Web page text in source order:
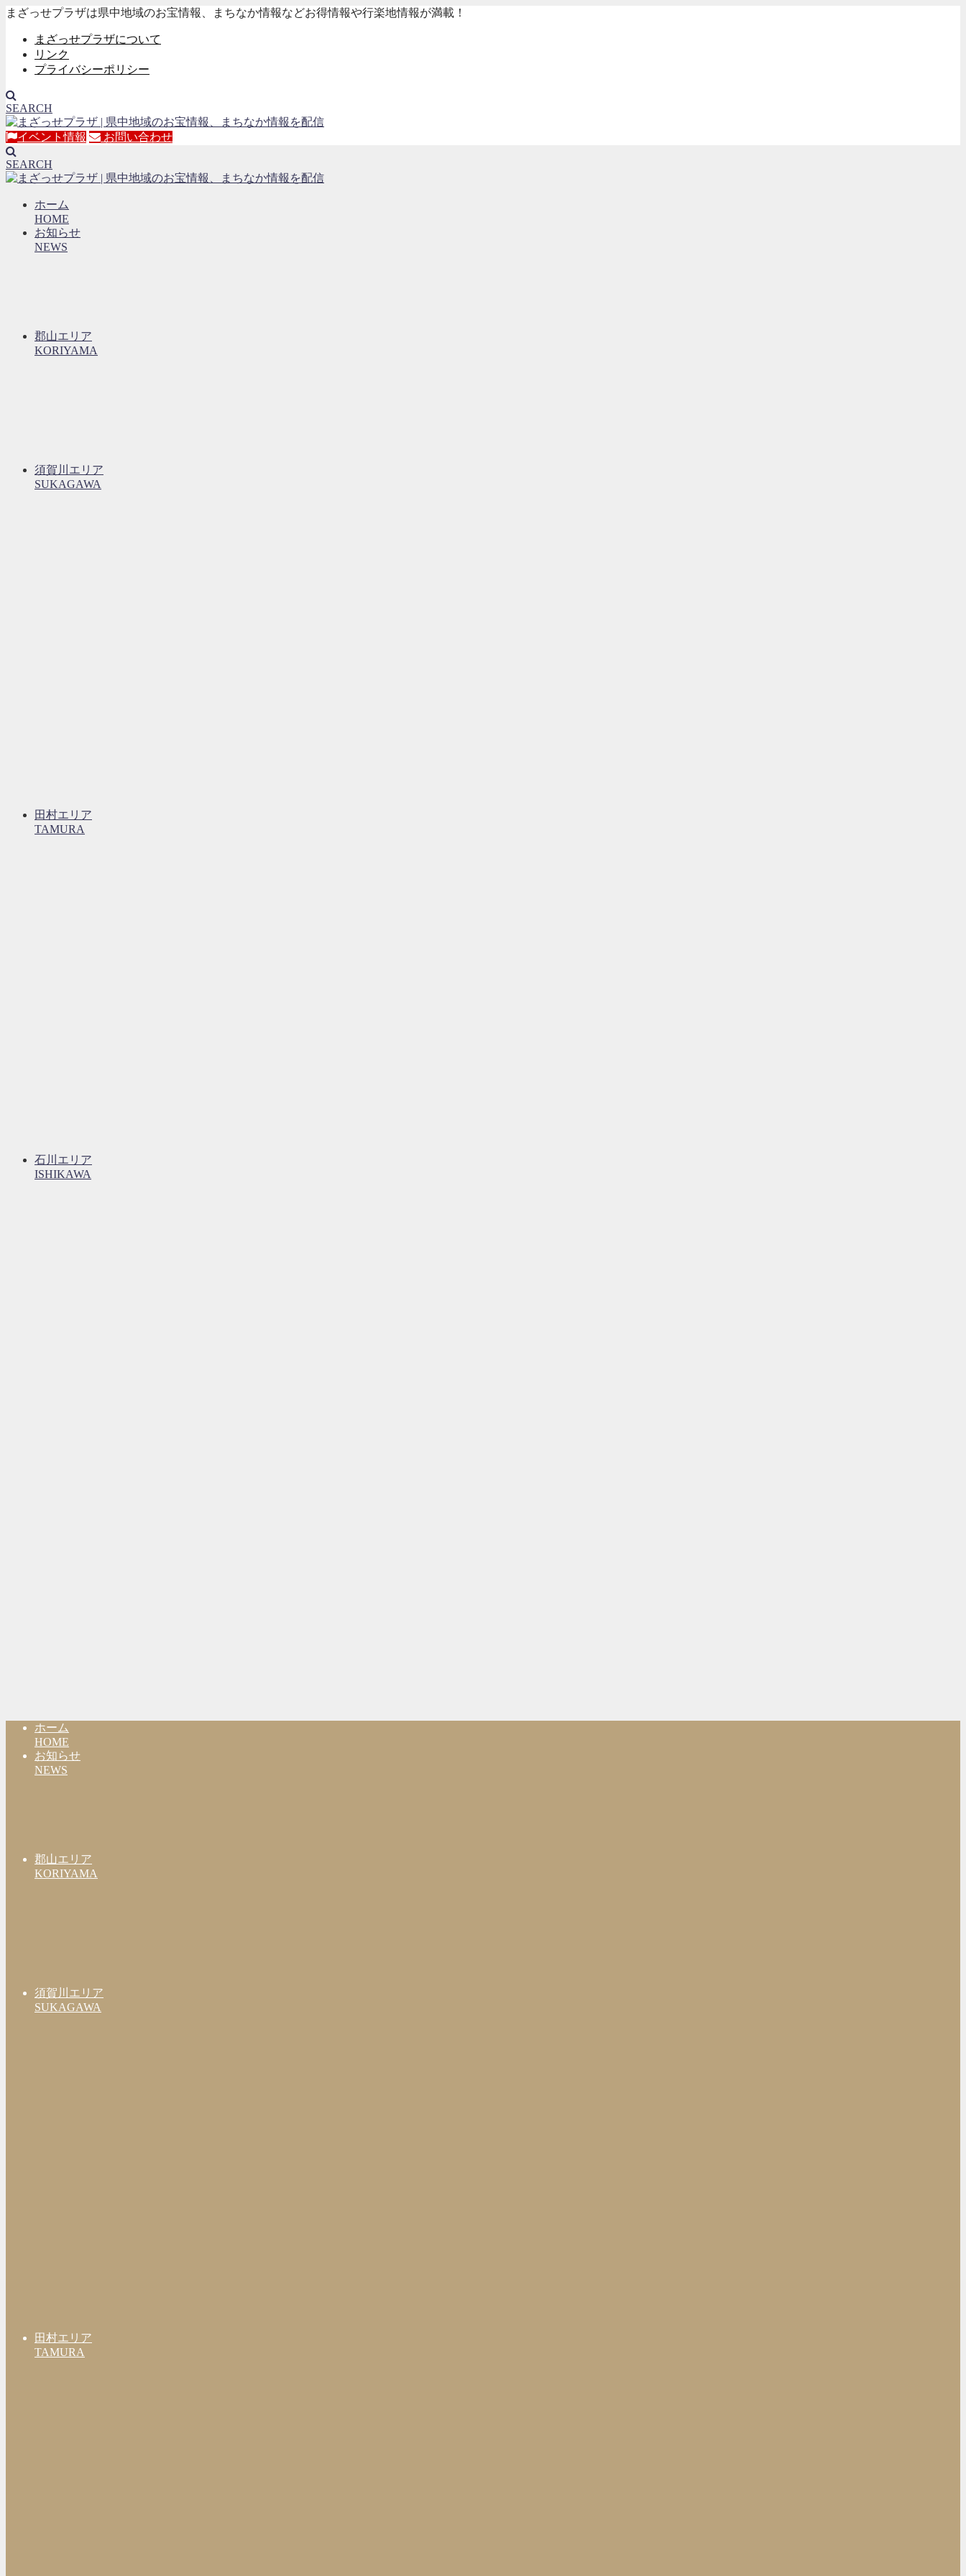
まざっせプラザは県中地域のお宝情報、まちなか情報などお得情報や行楽地情報が満載！
まざっせプラザについて
リンク
プライバシーポリシー
SEARCH
イベント情報 お問い合わせ
SEARCH
ホーム
HOME
お知らせ
NEWS
郡山エリア
KORIYAMA
須賀川エリア
SUKAGAWA
田村エリア
TAMURA
石川エリア
ISHIKAWA
ホーム
HOME
お知らせ
NEWS
郡山エリア
KORIYAMA
須賀川エリア
SUKAGAWA
田村エリア
TAMURA